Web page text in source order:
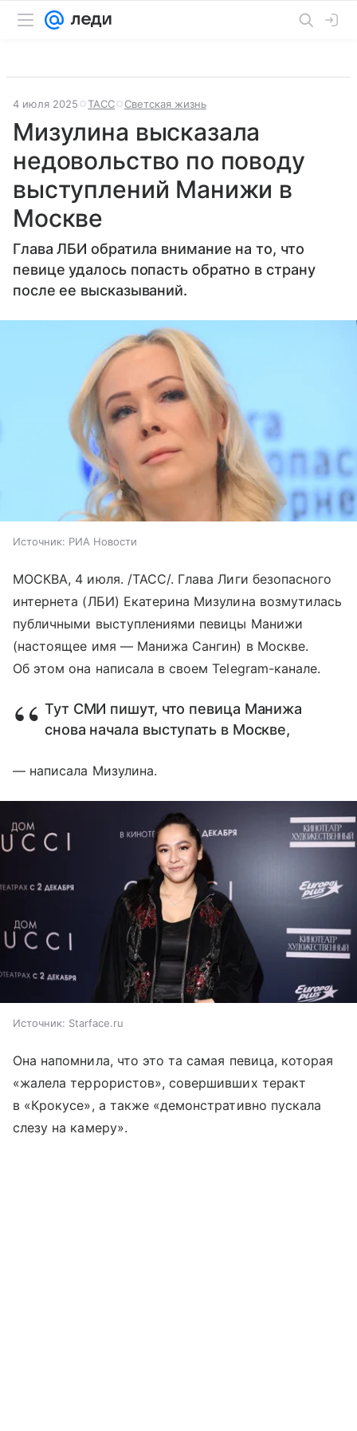
4 июля 2025 ТАСС Светская жизнь
Мизулина высказала
недовольство по поводу
выступлений Манижи в
Москве
Глава ЛБИ обратила внимание на то, что
певице удалось попасть обратно в страну
после ее высказываний.
Источник: РИА Новости
МОСКВА, 4 июля. /ТАСС/. Глава Лиги безопасного
интернета (ЛБИ) Екатерина Мизулина возмутилась
публичными выступлениями певицы Манижи
(настоящее имя — Манижа Сангин) в Москве.
Об этом она написала в своем Telegram-канале.
Тут СМИ пишут, что певица Манижа
снова начала выступать в Москве,
— написала Мизулина.
Источник: Starface.ru
Она напомнила, что это та самая певица, которая
«жалела террористов», совершивших теракт
в «Крокусе», а также «демонстративно пускала
слезу на камеру».